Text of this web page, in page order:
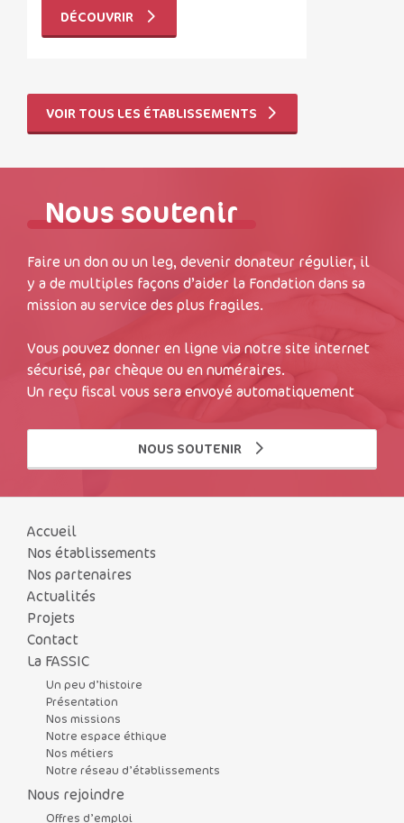
DÉCOUVRIR
VOIR TOUS LES ÉTABLISSEMENTS
Nous soutenir
Faire un don ou un leg, devenir donateur régulier, il
y a de multiples façons d’aider la Fondation dans sa
mission au service des plus fragiles.
Vous pouvez donner en ligne via notre site internet
sécurisé, par chèque ou en numéraires.
Un reçu fiscal vous sera envoyé automatiquement
NOUS SOUTENIR
Accueil
Nos établissements
Nos partenaires
Actualités
Projets
Contact
La FASSIC
Un peu d’histoire
Présentation
Nos missions
Notre espace éthique
Nos métiers
Notre réseau d’établissements
Nous rejoindre
Offres d’emploi